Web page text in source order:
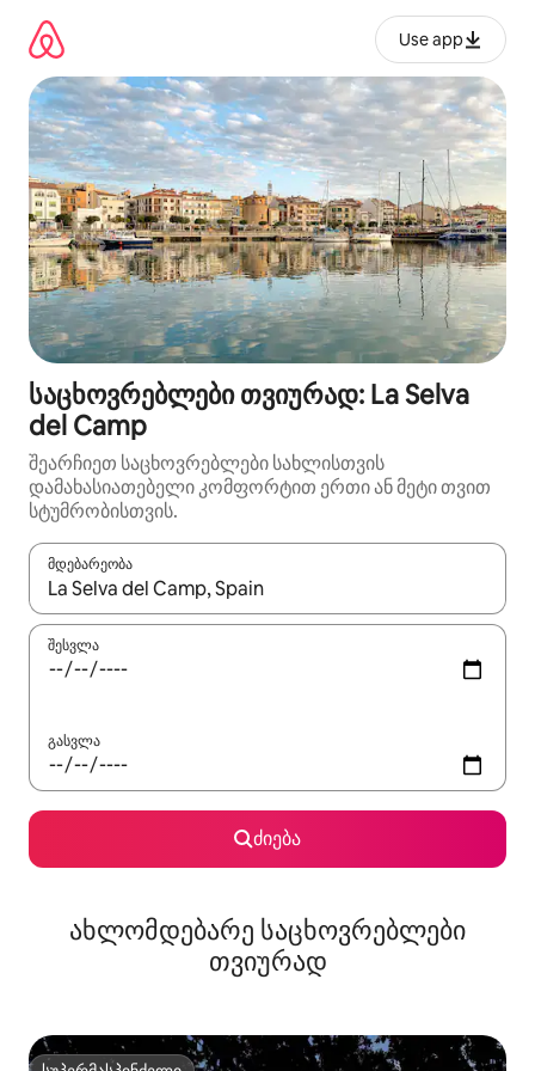
გადასვლა
Use app
საცხოვრებლები თვიურად: La Selva
del Camp
შეარჩიეთ საცხოვრებლები სახლისთვის
დამახასიათებელი კომფორტით ერთი ან მეტი თვით
სტუმრობისთვის.
მდებარეობა
როცა შედეგები ხელმისაწვდომი გახდება, ნავიგაციისთვის
შესვლა
გასვლა
ძიება
ახლომდებარე საცხოვრებლები
თვიურად